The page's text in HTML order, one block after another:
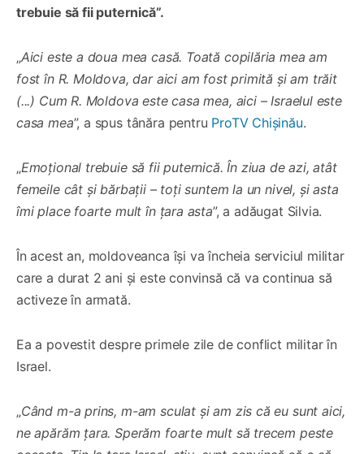
trebuie să fii puternică”.
„Aici este a doua mea casă. Toată copilăria mea am
fost în R. Moldova, dar aici am fost primită și am trăit
(...) Cum R. Moldova este casa mea, aici – Israelul este
casa mea”, a spus tânăra pentru ProTV Chișinău.
„Emoțional trebuie să fii puternică. În ziua de azi, atât
femeile cât și bărbații – toți suntem la un nivel, și asta
îmi place foarte mult în țara asta”, a adăugat Silvia.
În acest an, moldoveanca își va încheia serviciul militar
care a durat 2 ani și este convinsă că va continua să
activeze în armată.
Ea a povestit despre primele zile de conflict militar în
Israel.
„Când m-a prins, m-am sculat și am zis că eu sunt aici,
ne apărăm țara. Sperăm foarte mult să trecem peste